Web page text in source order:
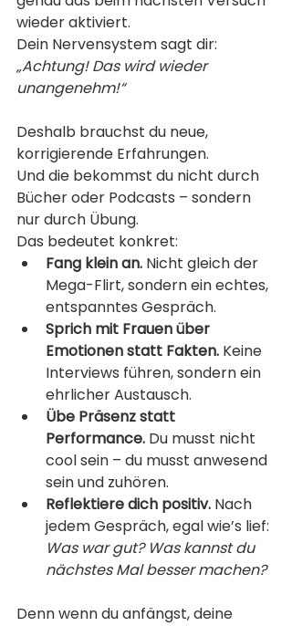
wieder aktiviert.
Dein Nervensystem sagt dir:
„Achtung! Das wird wieder
unangenehm!“
Deshalb brauchst du neue,
korrigierende Erfahrungen.
Und die bekommst du nicht durch
Bücher oder Podcasts – sondern
nur durch Übung.
Das bedeutet konkret:
Fang klein an. Nicht gleich der
Mega-Flirt, sondern ein echtes,
entspanntes Gespräch.
Sprich mit Frauen über
Emotionen statt Fakten. Keine
Interviews führen, sondern ein
ehrlicher Austausch.
Übe Präsenz statt
Performance. Du musst nicht
cool sein – du musst anwesend
sein und zuhören.
Reflektiere dich positiv. Nach
jedem Gespräch, egal wie’s lief:
Was war gut? Was kannst du
nächstes Mal besser machen?
Denn wenn du anfängst, deine